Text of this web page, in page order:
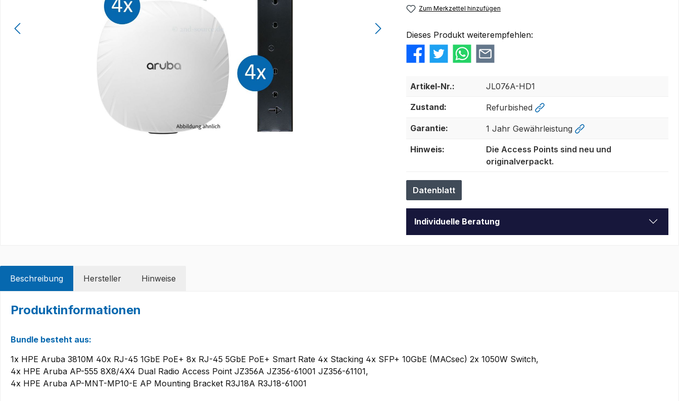
Zum Merkzettel hinzufügen
Dieses Produkt weiterempfehlen:
Artikel-Nr.: JL076A-HD1
Zustand: Refurbished
Garantie: 1 Jahr Gewährleistung
Hinweis:
Die Access Points sind neu und
originalverpackt.
Datenblatt
Individuelle Beratung
Beschreibung Hersteller Hinweise
Produktinformationen
Bundle besteht aus:
1x HPE Aruba 3810M 40x RJ-45 1GbE PoE+ 8x RJ-45 5GbE PoE+ Smart Rate 4x Stacking 4x SFP+ 10GbE (MACsec) 2x 1050W Switch,
4x HPE Aruba AP-555 8X8/4X4 Dual Radio Access Point JZ356A JZ356-61001 JZ356-61101,
4x HPE Aruba AP-MNT-MP10-E AP Mounting Bracket R3J18A R3J18-61001